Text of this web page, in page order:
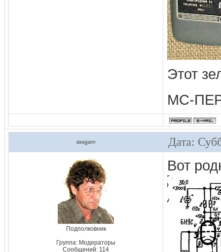
Этот
МС-
mogaev Дата:
Подполковник
Группа: Модераторы
Сообщений: 114
Вот